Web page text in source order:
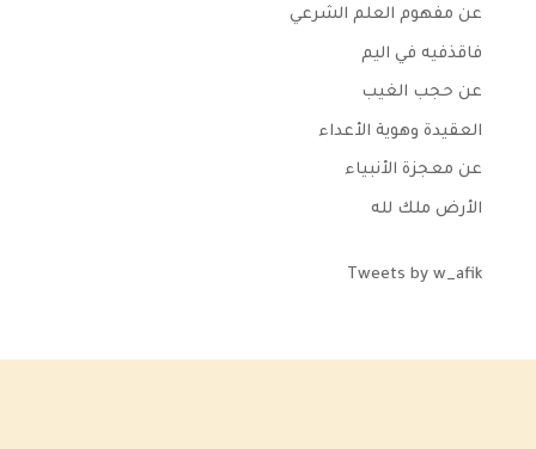
عن مفهوم العلم الشرعي
فاقذفيه في اليم
عن حجب الغيب
العقيدة وهوية الأعداء
عن معجزة الأنبياء
الأرض ملك لله
Tweets by w_afik